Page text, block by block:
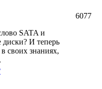
SATA и
диски? И теперь
своих знаниях,
6077